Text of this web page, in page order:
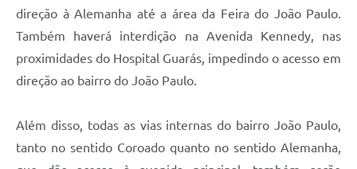
direção à Alemanha até a área da Feira do João Paulo.
Também haverá interdição na Avenida Kennedy, nas
proximidades do Hospital Guarás, impedindo o acesso em
direção ao bairro do João Paulo.
Além disso, todas as vias internas do bairro João Paulo,
tanto no sentido Coroado quanto no sentido Alemanha,